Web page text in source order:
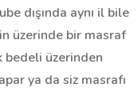
dışında aynı il bile
üzerinde bir masraf
bedeli üzerinden
ya da siz masrafı